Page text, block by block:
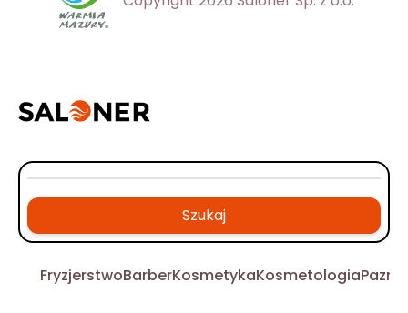
Szukaj
FryzjerstwoBarberKosmetykaKosmetologia